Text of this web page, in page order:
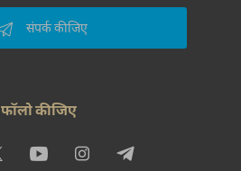
संपर्क कीजिए
फॉलो कीजिए